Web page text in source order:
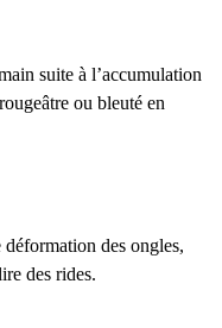
suite à l’accumulation
ou bleuté en
déformation des ongles,
des rides.